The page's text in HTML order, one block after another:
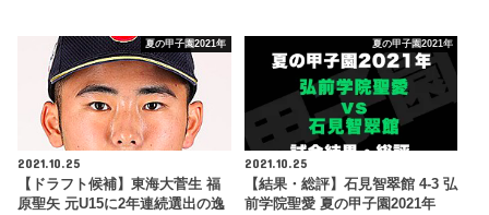
夏の甲子園2021年
2021.10.25
【ドラフト候補】東海大菅生 福
原聖矢 元U15に2年連続選出の逸
夏の甲子園2021年
2021.10.25
【結果・総評】石見智翠館 4-3 弘
前学院聖愛 夏の甲子園2021年